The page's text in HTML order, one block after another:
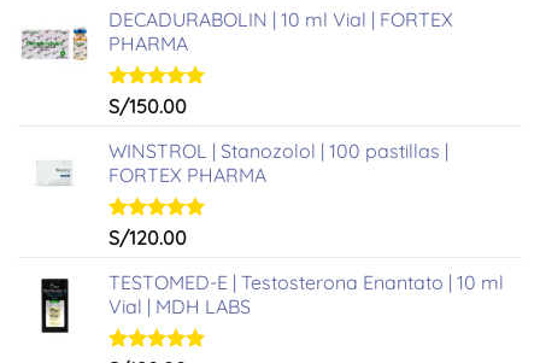
de 5
DECADURABOLIN | 10 ml Vial | FORTEX
PHARMA
Valorado
de 5
S/150.00
WINSTROL | Stanozolol | 100 pastillas |
FORTEX PHARMA
Valorado
de 5
S/120.00
TESTOMED-E | Testosterona Enantato | 10 ml
Vial | MDH LABS